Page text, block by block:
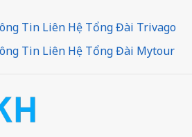
Tin Liên Hệ Tổng Đài Trivago
Tin Liên Hệ Tổng Đài Mytour